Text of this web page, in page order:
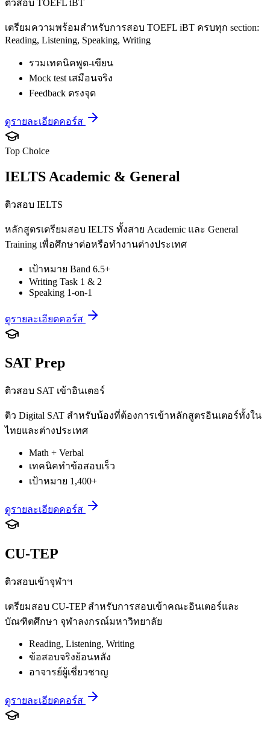
ติวสอบ TOEFL iBT
เตรียมความพร้อมสำหรับการสอบ TOEFL iBT ครบทุก section:
Reading, Listening, Speaking, Writing
รวมเทคนิคพูด-เขียน
Mock test เสมือนจริง
Feedback ตรงจุด
ดูรายละเอียดคอร์ส
Top Choice
IELTS Academic & General
ติวสอบ IELTS
หลักสูตรเตรียมสอบ IELTS ทั้งสาย Academic และ General
Training เพื่อศึกษาต่อหรือทำงานต่างประเทศ
เป้าหมาย Band 6.5+
Writing Task 1 & 2
Speaking 1-on-1
ดูรายละเอียดคอร์ส
SAT Prep
ติวสอบ SAT เข้าอินเตอร์
ติว Digital SAT สำหรับน้องที่ต้องการเข้าหลักสูตรอินเตอร์ทั้งใน
ไทยและต่างประเทศ
Math + Verbal
เทคนิคทำข้อสอบเร็ว
เป้าหมาย 1,400+
ดูรายละเอียดคอร์ส
CU-TEP
ติวสอบเข้าจุฬาฯ
เตรียมสอบ CU-TEP สำหรับการสอบเข้าคณะอินเตอร์และ
บัณฑิตศึกษา จุฬาลงกรณ์มหาวิทยาลัย
Reading, Listening, Writing
ข้อสอบจริงย้อนหลัง
อาจารย์ผู้เชี่ยวชาญ
ดูรายละเอียดคอร์ส